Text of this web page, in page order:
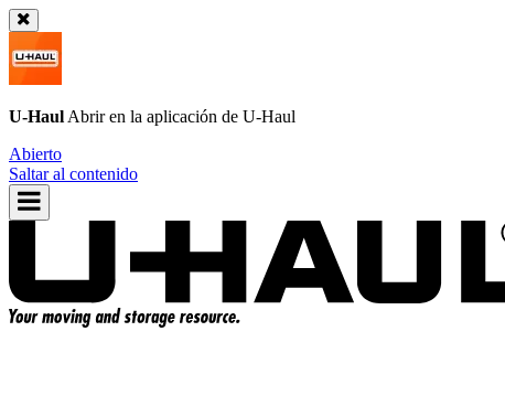
U-Haul Abrir en la aplicación de U-Haul
Abierto
Saltar al contenido